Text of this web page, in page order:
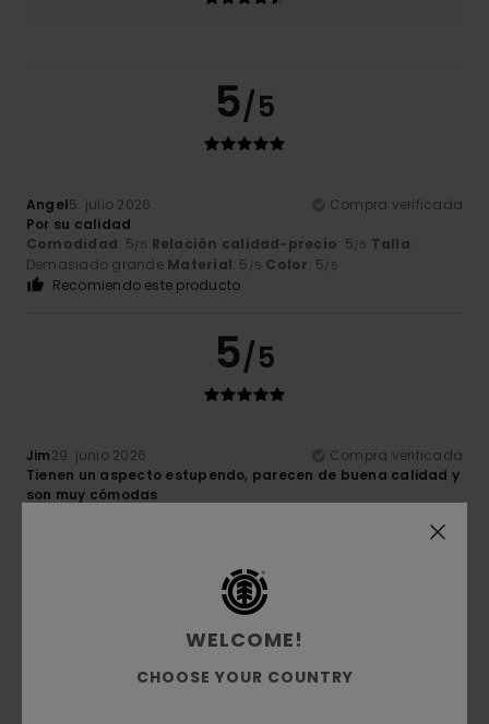
5/5
Angel5. julio 2026
Compra verificada
Por su calidad
Comodidad: 5/5 Relación calidad-precio: 5/5 Talla:
Demasiado grande Material: 5 /5 Color: 5/5
Recomiendo este producto
5/5
Jim29. junio 2026
Compra verificada
Tienen un aspecto estupendo, parecen de buena calidad y
son muy cómodas
: Talla
Recomiendo este producto
5/5
WELCOME!
CHOOSE YOUR COUNTRY